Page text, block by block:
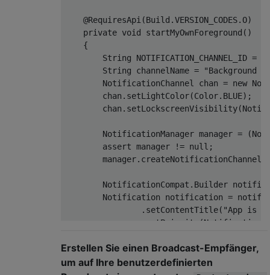
@RequiresApi (Build.VERSION_CODES.O)
private void startMyOwnForeground ( )
    {
String NOTIFICATION_CHANNEL_ID =
String channelName =
"Background
        NotificationChannel chan =
new
        chan.setLightColor(Color.BLUE);
NotificationManager manager =
        assert manager !=
null ;
NotificationCompat.Builder
Notification notification =
                .setContentTitle(
"App is
                .build();
        startForeground(
2, notification);
    }
Erstellen Sie einen Broadcast-Empfänger,
um auf Ihre benutzerdefinierten